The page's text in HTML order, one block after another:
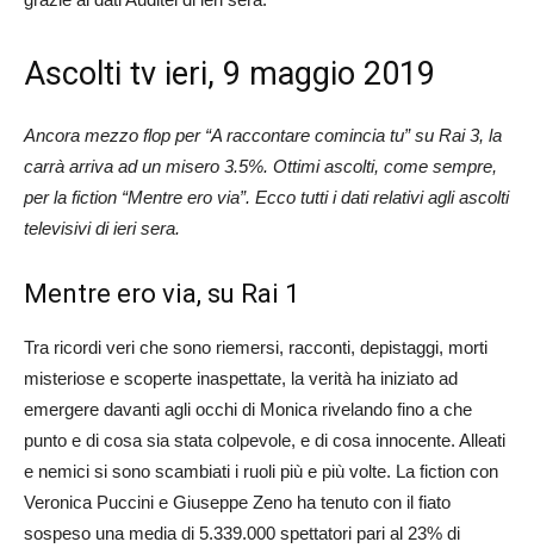
Ascolti tv ieri, 9 maggio 2019
Ancora mezzo flop per “A raccontare comincia tu” su Rai 3, la
carrà arriva ad un misero 3.5%. Ottimi ascolti, come sempre,
per la fiction “Mentre ero via”. Ecco tutti i dati relativi agli ascolti
televisivi di ieri sera.
Mentre ero via, su Rai 1
Tra ricordi veri che sono riemersi, racconti, depistaggi, morti
misteriose e scoperte inaspettate, la verità ha iniziato ad
emergere davanti agli occhi di Monica rivelando fino a che
punto e di cosa sia stata colpevole, e di cosa innocente. Alleati
e nemici si sono scambiati i ruoli più e più volte. La fiction con
Veronica Puccini e Giuseppe Zeno ha tenuto con il fiato
sospeso una media di 5.339.000 spettatori pari al 23% di